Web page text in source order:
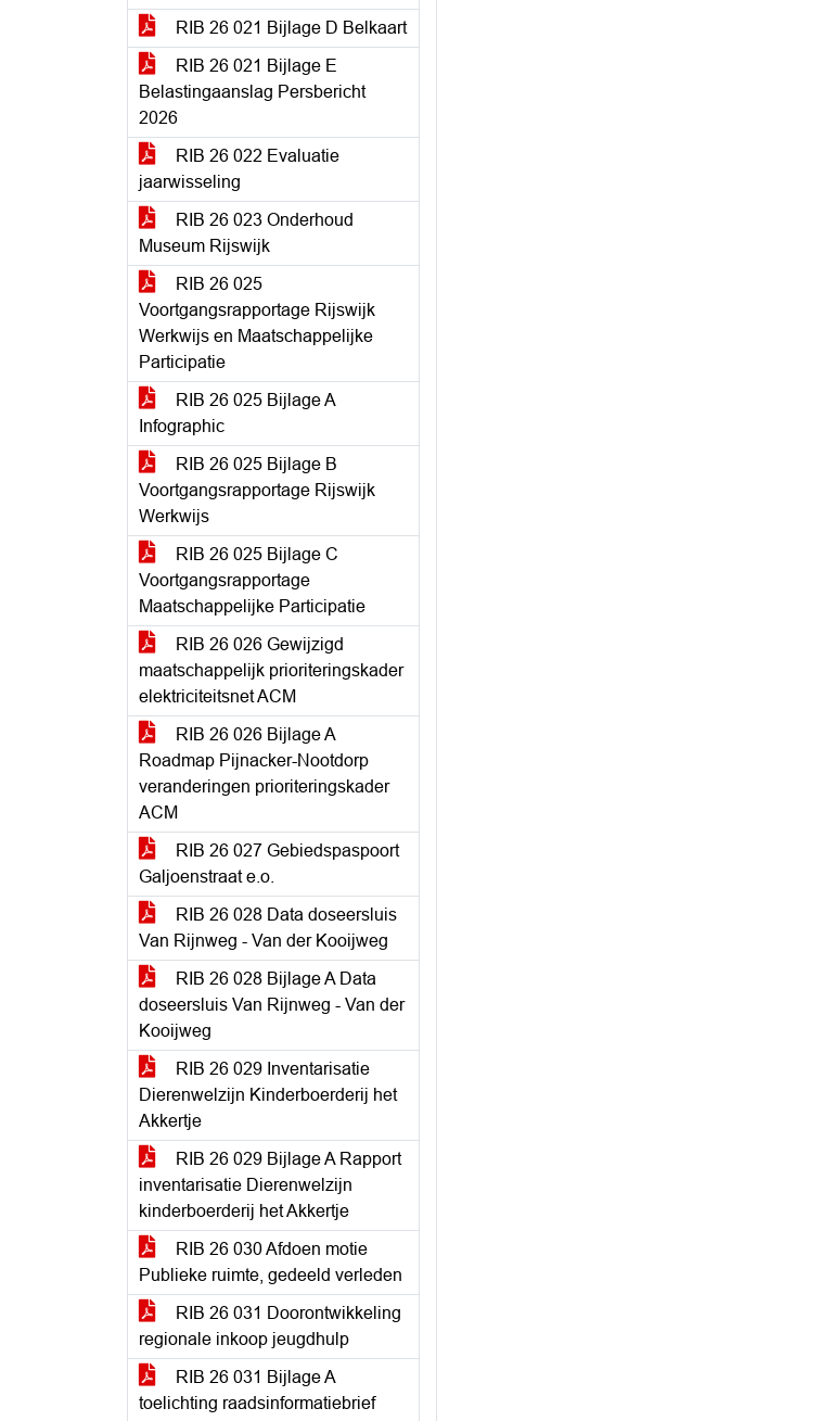
RIB 26 021 Bijlage D Belkaart
RIB 26 021 Bijlage E
Belastingaanslag Persbericht
2026
RIB 26 022 Evaluatie
jaarwisseling
RIB 26 023 Onderhoud
Museum Rijswijk
RIB 26 025
Voortgangsrapportage Rijswijk
Werkwijs en Maatschappelijke
Participatie
RIB 26 025 Bijlage A
Infographic
RIB 26 025 Bijlage B
Voortgangsrapportage Rijswijk
Werkwijs
RIB 26 025 Bijlage C
Voortgangsrapportage
Maatschappelijke Participatie
RIB 26 026 Gewijzigd
maatschappelijk prioriteringskader
elektriciteitsnet ACM
RIB 26 026 Bijlage A
Roadmap Pijnacker-Nootdorp
veranderingen prioriteringskader
ACM
RIB 26 027 Gebiedspaspoort
Galjoenstraat e.o.
RIB 26 028 Data doseersluis
Van Rijnweg - Van der Kooijweg
RIB 26 028 Bijlage A Data
doseersluis Van Rijnweg - Van der
Kooijweg
RIB 26 029 Inventarisatie
Dierenwelzijn Kinderboerderij het
Akkertje
RIB 26 029 Bijlage A Rapport
inventarisatie Dierenwelzijn
kinderboerderij het Akkertje
RIB 26 030 Afdoen motie
Publieke ruimte, gedeeld verleden
RIB 26 031 Doorontwikkeling
regionale inkoop jeugdhulp
RIB 26 031 Bijlage A
toelichting raadsinformatiebrief